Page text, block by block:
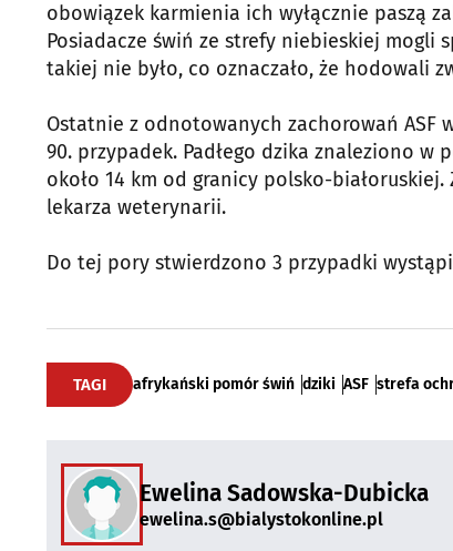
obowiązek karmienia ich wyłącznie paszą
Posiadacze świń ze strefy niebieskiej mogli
takiej nie było, co oznaczało, że hodowali
Ostatnie z odnotowanych zachorowań
90. przypadek. Padłego dzika znaleziono w
około 14 km od granicy polsko-
lekarza weterynarii.
Do tej pory stwierdzono 3 przypadki
TAGI afrykański pomór świń dziki ASF strefa
Ewelina Sadowska-Dubicka
ewelina.s@bialystokonline.pl